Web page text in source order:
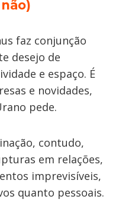
faz conjunção
desejo de
e espaço. É
e novidades,
pede.
contudo,
em relações,
imprevisíveis,
quanto pessoais.